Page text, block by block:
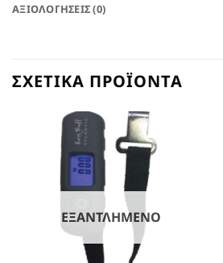
ΑΞΙΟΛΟΓΉΣΕΙΣ (0)
ΣΧΕΤΙΚΆ ΠΡΟΪΌΝΤΑ
ΕΞΑΝΤΛΗΜΈΝΟ